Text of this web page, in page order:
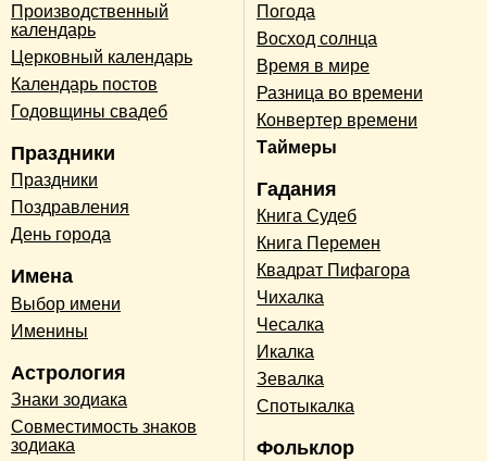
Производственный
календарь
Церковный календарь
Календарь постов
Годовщины свадеб
Праздники
Праздники
Поздравления
День города
Имена
Выбор имени
Именины
Астрология
Знаки зодиака
Совместимость знаков
зодиака
Погода
Восход солнца
Время в мире
Разница во времени
Конвертер времени
Таймеры
Гадания
Книга Судеб
Книга Перемен
Квадрат Пифагора
Чихалка
Чесалка
Икалка
Зевалка
Спотыкалка
Фольклор